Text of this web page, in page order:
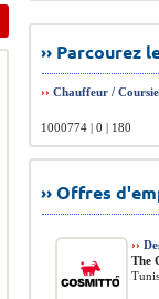
››
››Chauffeur /
1000774 | 0 | 180
›› Offres
››
The